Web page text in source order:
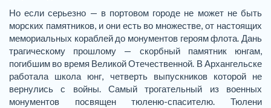
Но если серьезно — в портовом городе не может не быть
морских памятников, и они есть во множестве, от настоящих
мемориальных кораблей до монументов героям флота. Дань
трагическому прошлому — скорбный памятник юнгам,
погибшим во время Великой Отечественной. В Архангельске
работала школа юнг, четверть выпускников которой не
вернулись с войны. Самый трогательный из военных
монументов посвящен тюленю-спасителю. Тюлени